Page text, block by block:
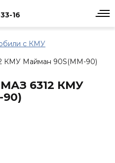
16
с КМУ
КМУ Майман 90S(MM-90)
6312 КМУ